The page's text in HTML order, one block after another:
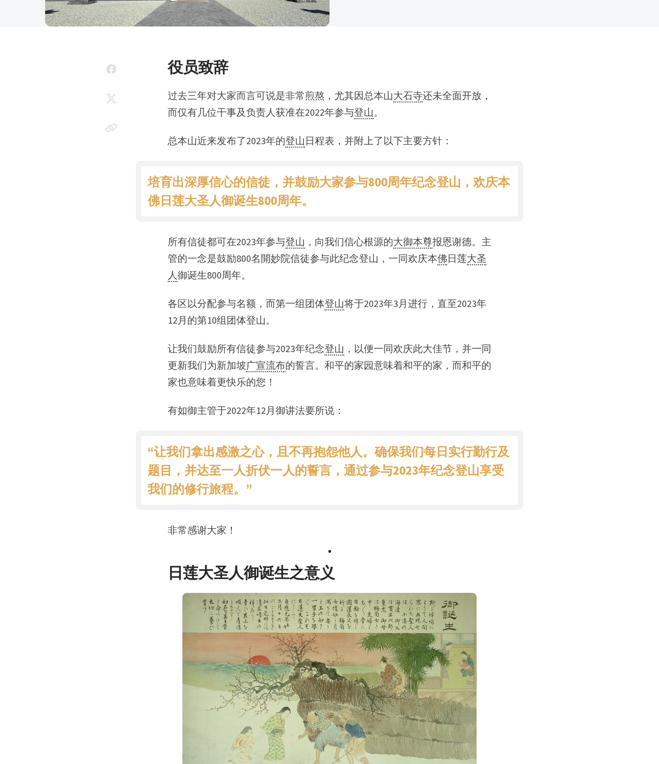
役员致辞
过去三年对大家而言可说是非常煎熬，尤其因总本山大石寺还未全面开放，
而仅有几位干事及负责人获准在2022年参与登山。
总本山近来发布了2023年的登山 日程表，并附上了以下主要方针：
培育出深厚信心的信徒，并鼓励大家参与800周年纪念登山，欢庆本
佛日莲大圣人御诞生800周年。
所有信徒都可在2023年参与登山 ，向我们信心根源的大御本尊报恩谢德。主
管的一念是鼓励800名開妙院信徒参与此纪念登山，一同欢庆本佛日莲大圣
人御诞生800周年。
各区以分配参与名额 ，而第一组团体登山将于2023年3月进行，直至2023年
12月的第10组团体登山。
让我们鼓励所有信徒参与2023年纪念登山 ，以便一同欢庆此大佳节，并一同
更新我们为新加坡广宣流布的誓言。和平的家园意味着和平的家，而和平的
家也意味着更快乐的您！
有如御主管于2022年12月御讲法要所说：
“让我们拿出感激之心，且不再抱怨他人。确保我们每日实行勤行及
题目，并达至一人折伏一人的誓言，通过参与2023年纪念登山享受
我们的修行旅程。”
非常感谢大家！
日莲大圣人御诞生之意义